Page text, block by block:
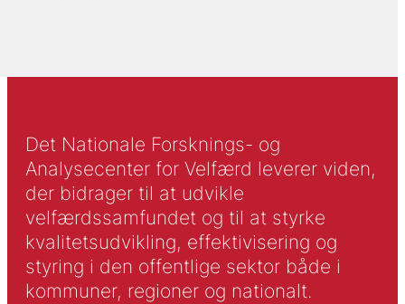
Det Nationale Forsknings- og
Analysecenter for Velfærd leverer viden,
der bidrager til at udvikle
velfærdssamfundet og til at styrke
kvalitetsudvikling, effektivisering og
styring i den offentlige sektor både i
kommuner, regioner og nationalt.